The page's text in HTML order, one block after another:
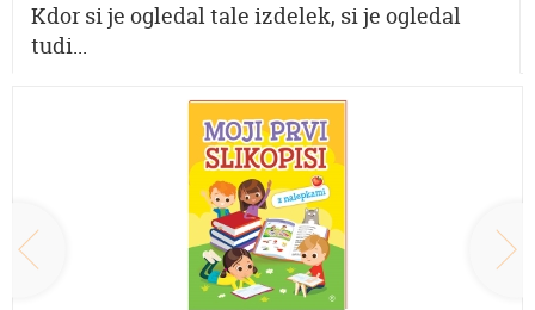
Kdor si je ogledal tale izdelek, si je ogledal
tudi...